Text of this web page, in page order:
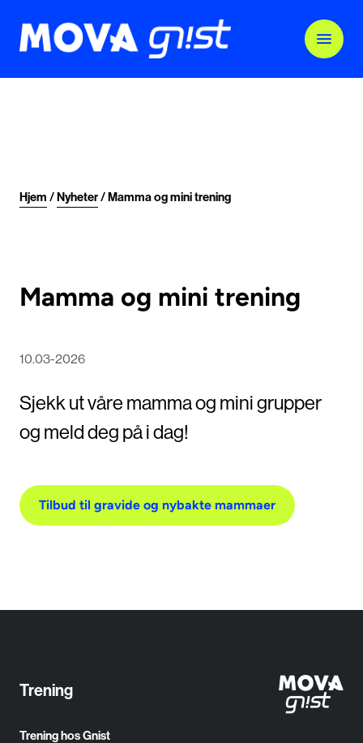
Hjem /Nyheter/Mamma og mini trening
Mamma og mini trening
10.03-2026
Sjekk ut våre mamma og mini grupper
og meld deg på i dag!
Tilbud til gravide og nybakte mammaer
Trening
Trening hos Gnist